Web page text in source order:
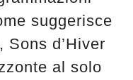
2026 è in
suggerisce
Sons d’Hiver
al solo